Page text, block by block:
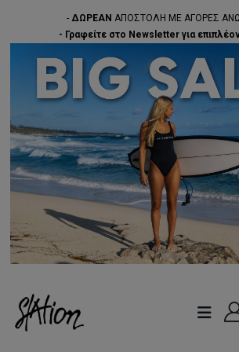
- ΔΩΡΕΑΝ ΑΠΟΣΤΟΛΗ ΜΕ ΑΓΟΡΕΣ ΑΝΩ
- Γραφείτε στο Newsletter για